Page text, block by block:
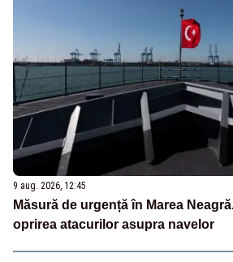
9 aug. 2026, 12:45
Măsură de urgență în Marea
oprirea atacurilor asupra navelor